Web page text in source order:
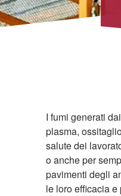
I fumi generati
plasma,
salute dei
o anche per
pavimenti degli
le loro efficacia